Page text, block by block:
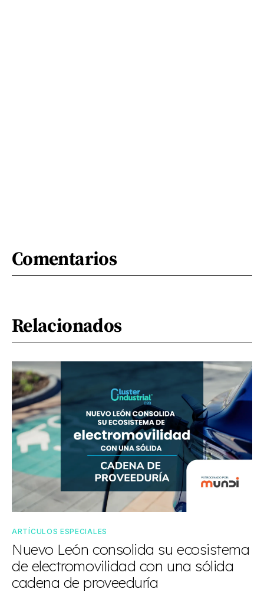
Comentarios
Relacionados
ARTÍCULOS ESPECIALES
Nuevo León consolida su ecosistema
de electromovilidad con una sólida
cadena de proveeduría